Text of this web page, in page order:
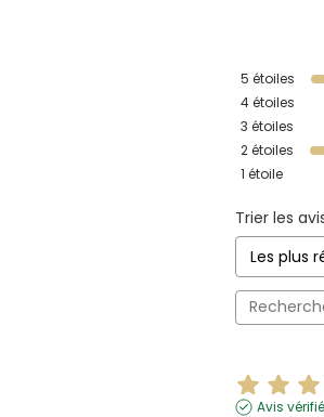
5 étoiles
4étoiles
3 étoiles
2étoiles
1 étoile
Trier les
Avis vérifié